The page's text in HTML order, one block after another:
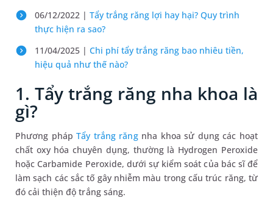
06/12/2022 | Tẩy trắng răng lợi hay hại? Quy trình
thực hiện ra sao?
11/04/2025 | Chi phí tẩy trắng răng bao nhiêu tiền,
hiệu quả như thế nào?
1. Tẩy trắng răng nha khoa là
gì?
Phương phápTẩy trắng răngnha khoa sử dụng các hoạt
chất oxy hóa chuyên dụng, thường là Hydrogen Peroxide
hoặc Carbamide Peroxide, dưới sự kiểm soát của bác sĩ để
làm sạch các sắc tố gây nhiễm màu trong cấu trúc răng, từ
đó cải thiện độ trắng sáng.